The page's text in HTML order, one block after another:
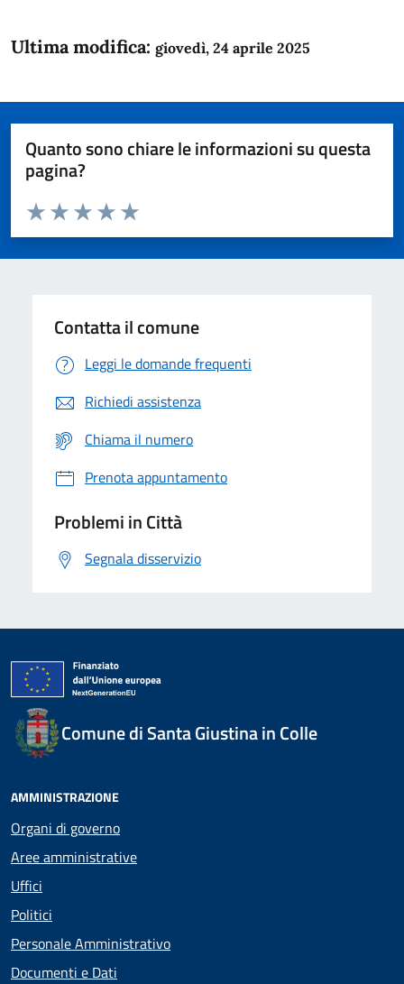
Ultima modifica: giovedì, 24 aprile 2025
Quanto sono chiare le informazioni su questa
pagina?
Domanda
Valuta da 1 a 5 stelle la pagina
Valuta 5 stelle su 5
Valuta 4 stelle su 5
Valuta 3 stelle su 5
Valuta 2 stelle su 5
Valuta 1 stelle su 5
Contatta il comune
Leggi le domande frequenti
Richiedi assistenza
Chiama il numero
Prenota appuntamento
Problemi in Città
Segnala disservizio
Comune di Santa Giustina in Colle
AMMINISTRAZIONE
Organi di governo
Aree amministrative
Uffici
Politici
Personale Amministrativo
Documenti e Dati